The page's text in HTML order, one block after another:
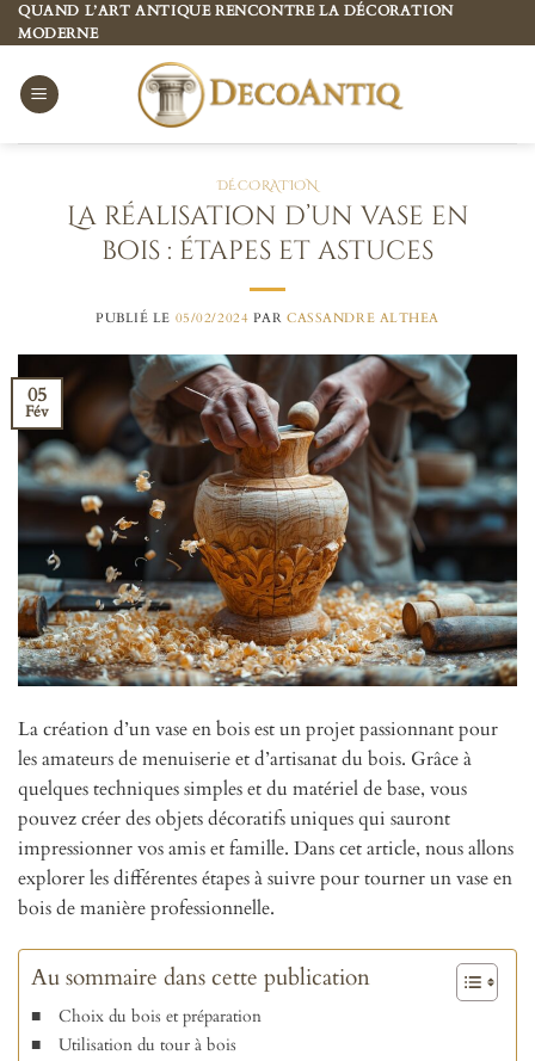
Passer
au
contenu
QUAND L’ART ANTIQUE RENCONTRE LA DÉCORATION
MODERNE
DÉCORATION
La réalisation d’un vase en
bois : étapes et astuces
PUBLIÉ LE 05/02/2024 PARCASSANDRE ALTHEA
05
Fév
La création d’un vase en bois est un projet passionnant pour
les amateurs de menuiserie et d’artisanat du bois. Grâce à
quelques techniques simples et du matériel de base, vous
pouvez créer des objets décoratifs uniques qui sauront
impressionner vos amis et famille. Dans cet article, nous allons
explorer les différentes étapes à suivre pour tourner un vase en
bois de manière professionnelle.
Au sommaire dans cette publication
Choix du bois et préparation
Utilisation du tour à bois